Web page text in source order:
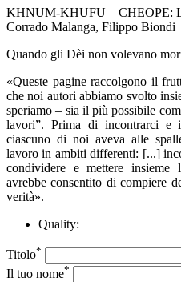
KHNUM-KHUFU – CHEOPE:
Corrado Malanga, Filippo Biondi
Quando gli Dèi non volevano
«Queste pagine raccolgono il
che noi autori abbiamo svolto
speriamo – sia il più possibile
lavori”. Prima di incontrarci e
ciascuno di noi aveva alle
lavoro in ambiti differenti: [...]
condividere e mettere insieme
avrebbe consentito di compiere
verità».
Quality:
Titolo*
Il tuo nome*